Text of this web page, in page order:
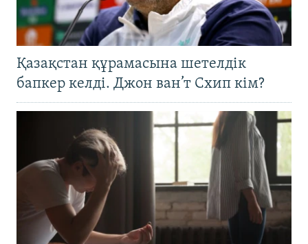
Қазақстан құрамасына шетелдік
бапкер келді. Джон ван’т Схип кім?